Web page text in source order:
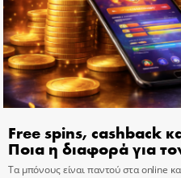
Free spins, cashback
Ποια η διαφορά για
Τα μπόνους είναι παντού στα online